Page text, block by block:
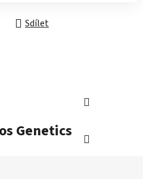
Sdílet
Genetics